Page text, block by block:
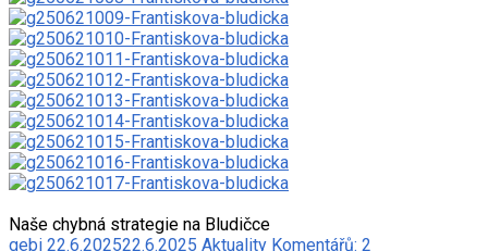
Naše chybná strategie na Bludičce
gebi 22.6.202522.6.2025 Aktuality Komentářů: 2